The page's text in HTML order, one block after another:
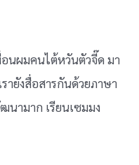
นผมคนไต้หวันตัวจี๊ด มา
ายังสื่อสารกันด้วยภาษา
นามาก เรียนเซมมง